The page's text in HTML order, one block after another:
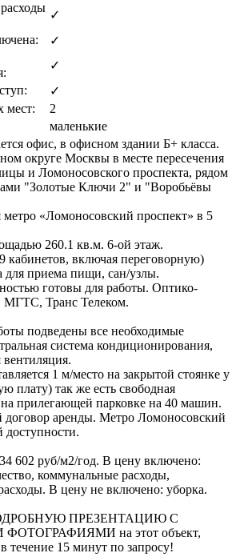
✓
✓
✓
✓
мест:
2
маленькие
офис, в офисном здании Б+ класса.
округе Москвы в месте пересечения
и Ломоносовского проспекта, рядом
"Золотые Ключи 2" и "Воробьёвы
«Ломоносовский проспект» в 5
260.1 кв.м. 6-ой этаж.
кабинетов, включая переговорную)
для приема пищи, сан/узлы.
готовы для работы. Оптико-
МГТС, Транс Телеком.
подведены все необходимые
система кондиционирования,
1 м/место на закрытой стоянке у
плату) так же есть свободная
прилегающей парковке на 40 машин.
договор аренды. Метро Ломоносовский
доступности.
602 руб/м2/год. В цену включено:
коммунальные расходы,
В цену не включено: уборка.
ПРЕЗЕНТАЦИЮ С
на этот объект,
течение 15 минут по запросу!